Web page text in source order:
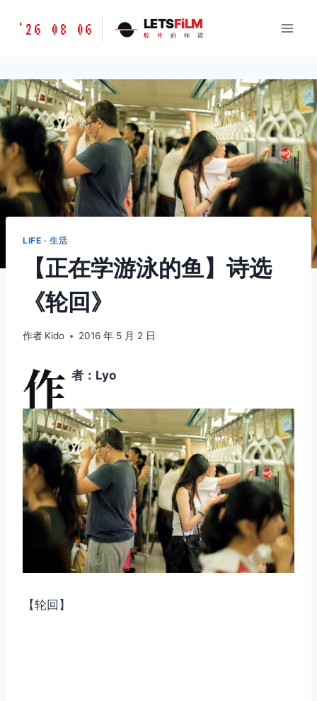
胶
味
道
LETSFILM
'26 08 06 LETSFiLM
胶 片 的 味 道
LIFE · 生活
【正在学游泳的鱼】诗选
《轮回》
作者 Kido 2016 年 5 月 2 日
作 者：Lyo
【轮回】